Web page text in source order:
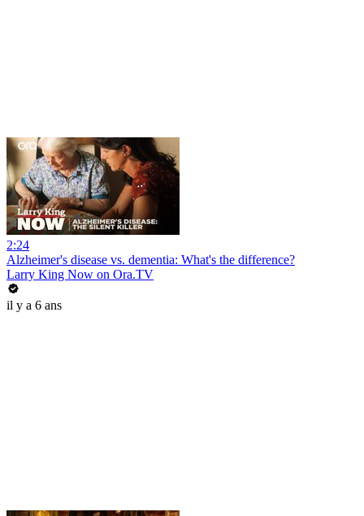
2:24
Alzheimer's disease vs. dementia: What's the difference?
Larry King Now on Ora.TV
il y a 6 ans